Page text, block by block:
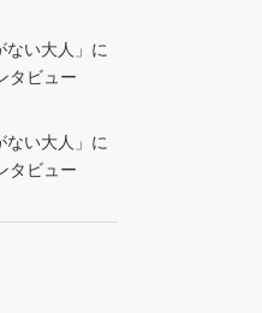
ない大人」に
タビュー
ない大人」に
タビュー